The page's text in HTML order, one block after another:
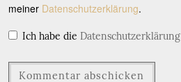
meiner Datenschutzerklärung.
Ich habe die Datenschutzerklärung